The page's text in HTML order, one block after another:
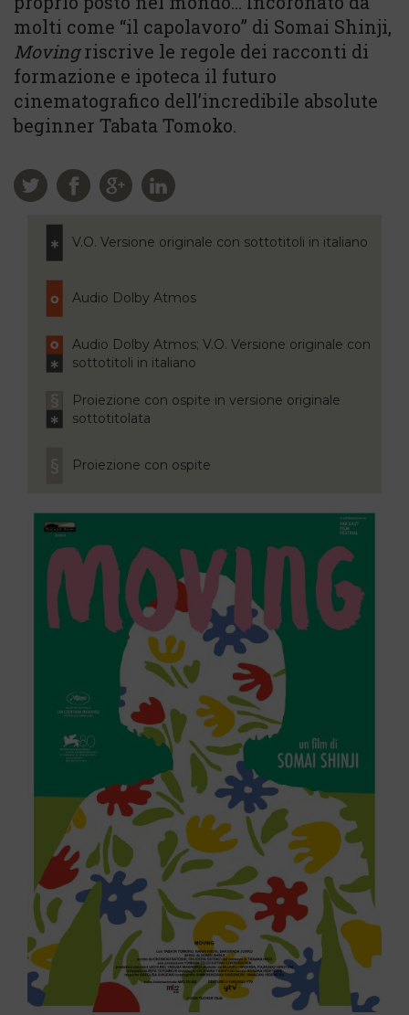
molti come “il capolavoro” di Somai Shinji,
Movingriscrive le regole dei racconti di
formazione e ipoteca il futuro
cinematografico dell’incredibile absolute
beginner Tabata Tomoko.
V.O. Versione originale con sottotitoli in italiano
Audio Dolby Atmos
Audio Dolby Atmos; V.O. Versione originale con
sottotitoli in italiano
Proiezione con ospite in versione originale
sottotitolata
Proiezione con ospite